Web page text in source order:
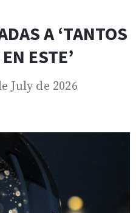
A ‘TANTOS
ESTE’
July de 2026